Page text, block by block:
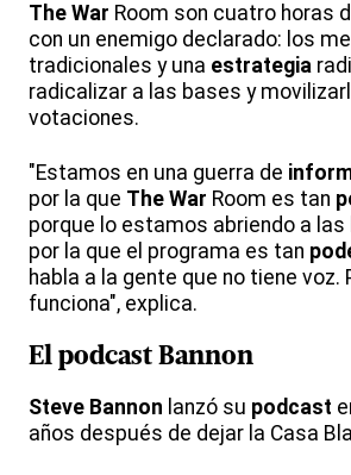
The War Room son cuatro horas
con un enemigo declarado: los
tradicionales y una estrategia
radicalizar a las bases y
votaciones.
"Estamos en una guerra de
por la que The War Room es tan
porque lo estamos abriendo a las
por la que el programa es tan
habla a la gente que no tiene voz.
funciona", explica.
El podcast Bannon
Steve Bannon lanzó su podcast
años después de dejar la Casa